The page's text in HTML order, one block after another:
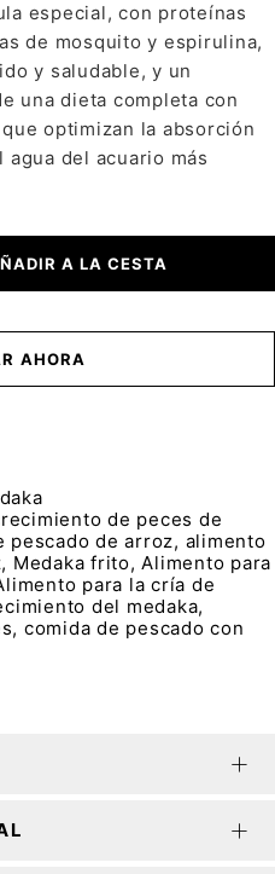
especial, con proteínas
de mosquito y espirulina,
y saludable, y un
una dieta completa con
optimizan la absorción
del acuario más
A LA CESTA
AHORA
de peces de
pescado de arroz, alimento
, Medaka frito,Alimento para
para la cría de
del medaka,
, comida de pescado con